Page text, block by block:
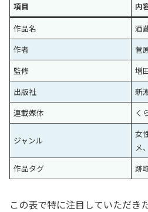
項目
内
作品名
酒
作者
菅
監修
増
出版社
新
連載媒体
く
ジャンル
女
メ
作品タグ
跡
この表で特に注目していただき